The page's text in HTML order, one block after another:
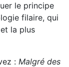
le principe
filaire, qui
et la plus
: Malgré des